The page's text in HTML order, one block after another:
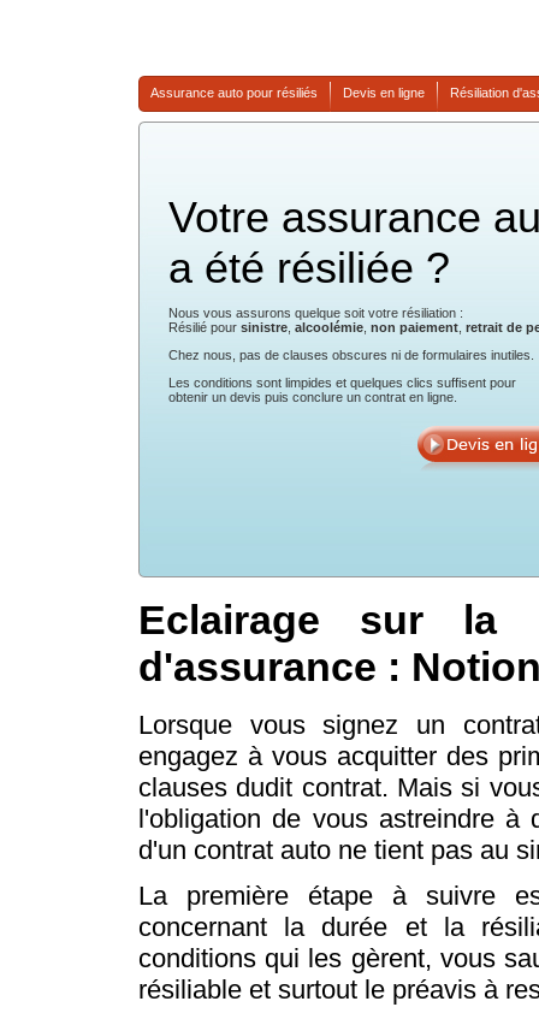
Assurance auto pour résiliés Devis en ligne Résiliation
Votre assurance
a été résiliée ?
Nous vous assurons quelque soit votre résiliation :
Résilié pour sinistre alcoolémie non paiement retrait de
Chez nous, pas de clauses obscures ni de formulaires inutiles.
Les conditions sont limpides et quelques clics suffisent pour
obtenir un devis puis conclure un contrat en ligne.
Eclairage sur la
d'assurance :
Lorsque vous signez un
engagez à vous acquitter des
clauses dudit contrat. Mais si
l'obligation de vous astreindre à
d'un contrat auto ne tient pas au
La première étape à suivre
concernant la durée et la
conditions qui les gèrent, vous
résiliable et surtout le préavis à